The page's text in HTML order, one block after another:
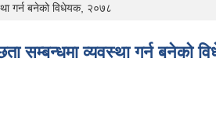
गर्न बनेको विधेयक, २०७८
सम्बन्धमा व्यवस्था गर्न बनेको